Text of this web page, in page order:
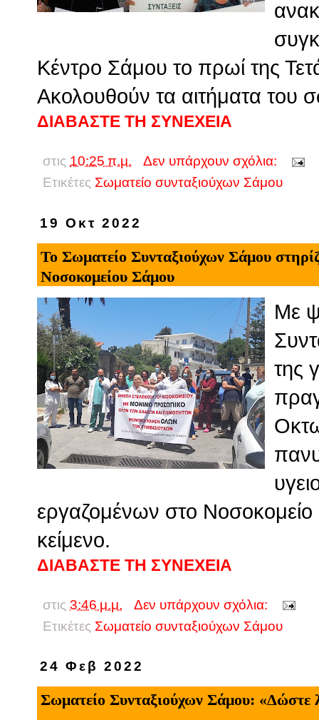
Κέντρο Σάμου το πρωί της
Ακολουθούν τα αιτήματα του
ΔΙΑΒΑΣΤΕ ΤΗ ΣΥΝΕΧΕΙΑ
στις 10:25 π.μ.
Δεν υπάρχουν σχόλια:
Ετικέτες Σωματείο συνταξιούχων Σάμου
19 Οκτ 2022
Το Σωματείο Συνταξιούχων Σάμου
Νοσοκομείου Σάμου
Με
της
εργαζομένων στο
κείμενο.
ΔΙΑΒΑΣΤΕ ΤΗ ΣΥΝΕΧΕΙΑ
στις 3:46 μ.μ.
Δεν υπάρχουν σχόλια:
Ετικέτες Σωματείο συνταξιούχων Σάμου
24 Φεβ 2022
Σωματείο Συνταξιούχων Σάμου: «Δώστε